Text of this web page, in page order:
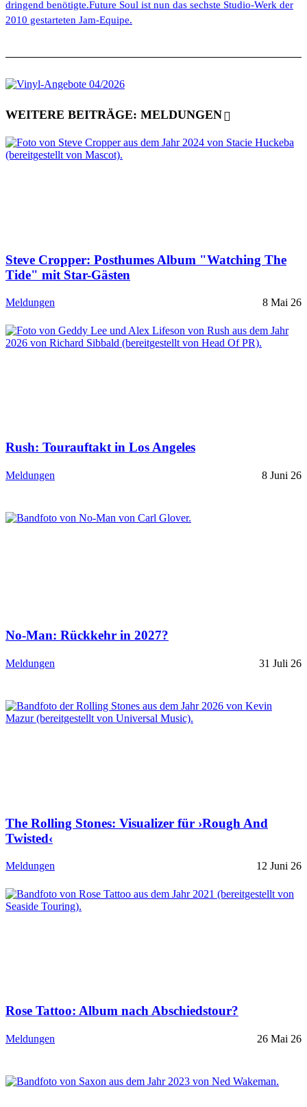
dringend benötigte.Future Soul ist nun das sechste Studio-Werk der
2010 gestarteten Jam-Equipe.
WEITERE BEITRÄGE: MELDUNGEN
Steve Cropper: Posthumes Album "Watching The
Tide" mit Star-Gästen
Meldungen 8 Mai 26
Rush: Tourauftakt in Los Angeles
Meldungen 8 Juni 26
No-Man: Rückkehr in 2027?
Meldungen 31 Juli 26
The Rolling Stones: Visualizer für ›Rough And
Twisted‹
Meldungen 12 Juni 26
Rose Tattoo: Album nach Abschiedstour?
Meldungen 26 Mai 26